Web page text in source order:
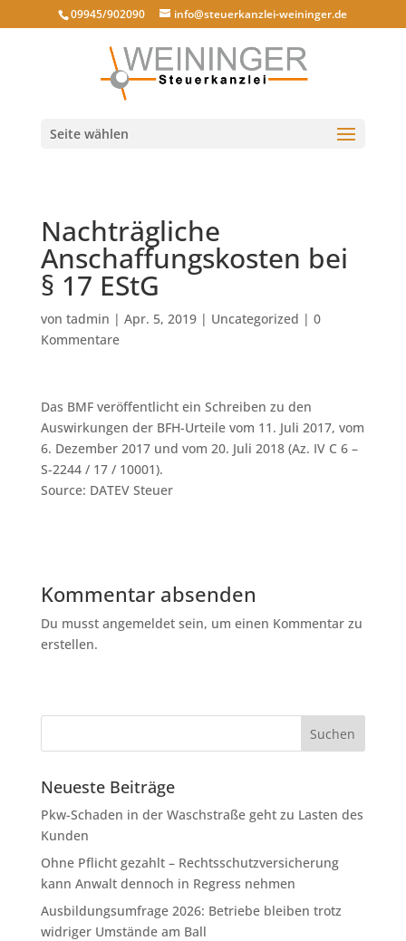
09945/902090 info@steuerkanzlei-weininger.de
Seite wählen
Nachträgliche
Anschaffungskosten bei
§ 17 EStG
von tadmin | Apr. 5, 2019| Uncategorized | 0
Kommentare
Das BMF veröffentlicht ein Schreiben zu den
Auswirkungen der BFH-Urteile vom 11. Juli 2017, vom
6. Dezember 2017 und vom 20. Juli 2018 (Az. IV C 6 –
S-2244 / 17 / 10001).
Source: DATEV Steuer
Kommentar absenden
Du musst angemeldet sein, um einen Kommentar zu
erstellen.
Neueste Beiträge
Pkw-Schaden in der Waschstraße geht zu Lasten des
Kunden
Ohne Pflicht gezahlt – Rechtsschutzversicherung
kann Anwalt dennoch in Regress nehmen
Ausbildungsumfrage 2026: Betriebe bleiben trotz
widriger Umstände am Ball